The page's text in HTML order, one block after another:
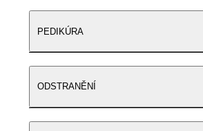
PEDIKÚRA
ODSTRANĚNÍ